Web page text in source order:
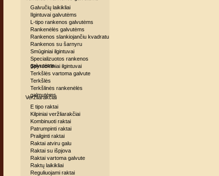
Galvučių laikikliai
Ilgintuvai galvutėms
L-tipo rankenos galvutėms
Rankenėlės galvutėms
Rankenos slankiojančiu kvadratu
Rankenos su šarnyru
Smūginiai ilgintuvai
Specializuotos rankenos
galvutėms
Spyruokliniai ilgintuvai
Terkšlės vartoma galvute
Terkšlės
Terkšlinės rankenėlės
galmutėms
Veržliarakčiai
E tipo raktai
Kilpiniai veržliarakčiai
Kombinuoti raktai
Patrumpinti raktai
Prailginti raktai
Raktai atviru galu
Raktai su išpjova
Raktai vartoma galvute
Raktų laikikliai
Reguliuojami raktai